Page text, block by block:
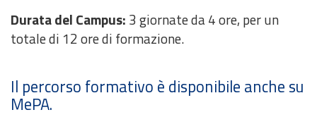
Durata del Campus: 3 giornate da 4 ore, per un
totale di 12 ore di formazione.
Il percorso formativo è disponibile anche su
MePA.